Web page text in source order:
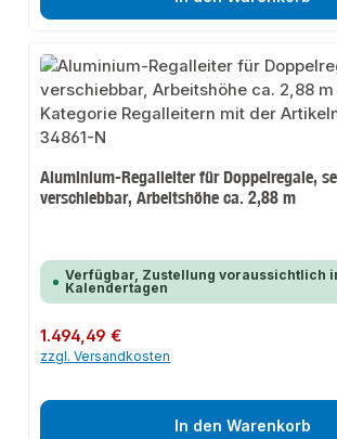
Aluminium-Regalleiter für Doppelregale,
verschiebbar, Arbeitshöhe ca. 2,88 m
Verfügbar, Zustellung voraussichtlich
Kalendertagen
Regulärer Preis:
1.494,49 €
zzgl. Versandkosten
In den Warenkorb